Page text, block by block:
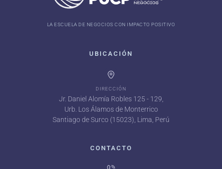
LA ESCUELA DE NEGOCIOS CON IMPACTO POSITIVO
UBICACIÓN
DIRECCIÓN
Jr. Daniel Alomía Robles 125 - 129,
Urb. Los Álamos de Monterrico
Santiago de Surco (15023), Lima, Perú
CONTACTO